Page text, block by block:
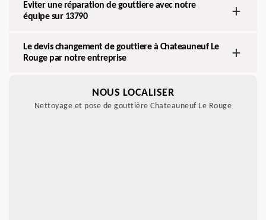
Eviter une réparation de gouttiere avec notre
équipe sur 13790
Le devis changement de gouttiere à Chateauneuf Le
Rouge par notre entreprise
NOUS LOCALISER
Nettoyage et pose de gouttière Chateauneuf Le Rouge